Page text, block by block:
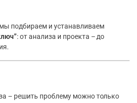
мы подбираем и устанавливаем
: от анализа и проекта – до
– решить проблему можно только